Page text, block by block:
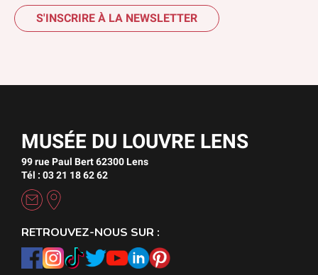
S'INSCRIRE À LA NEWSLETTER
MUSÉE DU LOUVRE LENS
99 rue Paul Bert 62300 Lens
Tél : 03 21 18 62 62
RETROUVEZ-NOUS SUR :